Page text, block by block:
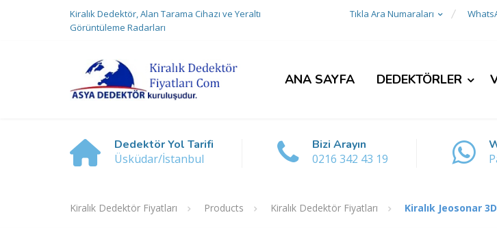
Kiralık Dedektör, Alan Tarama Cihazı ve Yeraltı
Görüntüleme Radarları
Tıkla Ara Numaraları
ANA SAYFA DEDEKTÖRLER
Dedektör Yol Tarifi
Üsküdar/İstanbul
Bizi Arayın
0216 342 43 19
Kiralık Dedektör Fiyatları Products Kiralık Dedektör Fiyatları Kiralık Jeosonar